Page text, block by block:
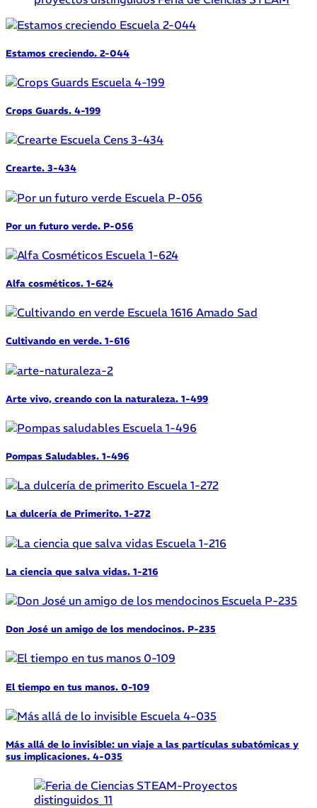
Estamos creciendo. 2-044
Crops Guards. 4-199
Crearte. 3-434
Por un futuro verde. P-056
Alfa cosméticos. 1-624
Cultivando en verde. 1-616
Arte vivo, creando con la naturaleza. 1-499
Pompas Saludables. 1-496
La dulcería de Primerito. 1-272
La ciencia que salva vidas. 1-216
Don José un amigo de los mendocinos. P-235
El tiempo en tus manos. 0-109
Más allá de lo invisible: un viaje a las partículas subatómicas y
sus implicaciones. 4-035